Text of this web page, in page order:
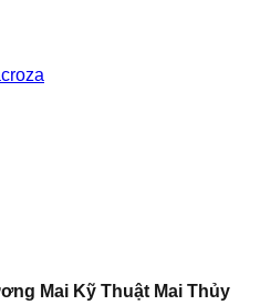
Mai Kỹ Thuật Mai Thủy